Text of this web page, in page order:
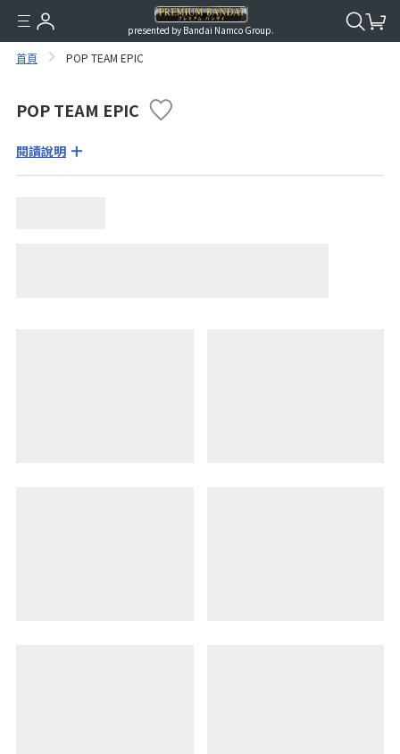
presented by Bandai Namco Group.
首頁 POP TEAM EPIC
POP TEAM EPIC
閱讀說明